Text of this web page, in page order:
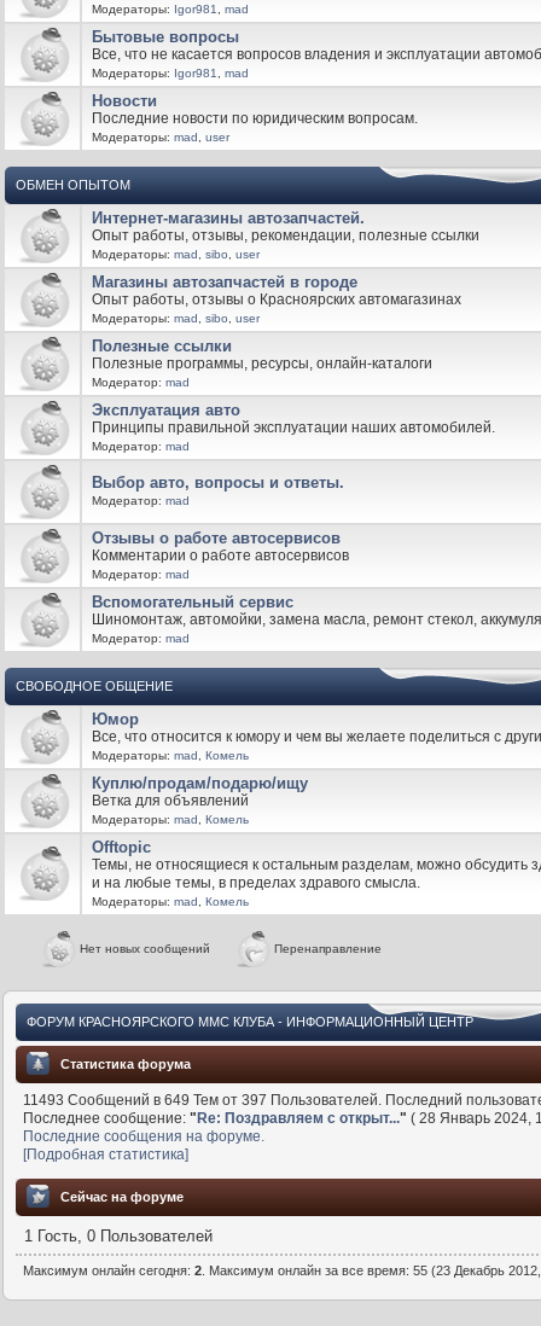
Модераторы: Igor981 ,mad
Бытовые вопросы
Все, что не касается вопросов владения и эксплуатации
Модераторы: Igor981 ,mad
Новости
Последние новости по юридическим вопросам.
Модераторы:mad ,user
ОБМЕН ОПЫТОМ
Интернет-магазины автозапчастей.
Опыт работы, отзывы, рекомендации, полезные ссылки
Модераторы:mad ,sibo ,user
Магазины автозапчастей в городе
Опыт работы, отзывы о Красноярских автомагазинах
Модераторы:mad ,sibo ,user
Полезные ссылки
Полезные программы, ресурсы, онлайн-каталоги
Модератор:mad
Эксплуатация авто
Принципы правильной эксплуатации наших автомобилей.
Модератор:mad
Выбор авто, вопросы и ответы.
Модератор:mad
Отзывы о работе автосервисов
Комментарии о работе автосервисов
Модератор:mad
Вспомогательный сервис
Шиномонтаж, автомойки, замена масла, ремонт стекол,
Модератор:mad
СВОБОДНОЕ ОБЩЕНИЕ
Юмор
Все, что относится к юмору и чем вы желаете поделиться с
Модераторы:mad ,Комель
Куплю/продам/подарю/ищу
Ветка для объявлений
Модераторы:mad ,Комель
Offtopic
Темы, не относящиеся к остальным разделам, можно обсудить
и на любые темы, в пределах здравого смысла.
Модераторы:mad ,Комель
Нет новых сообщений Перенаправление
ФОРУМ КРАСНОЯРСКОГО MMC КЛУБА - ИНФОРМАЦИОННЫЙ ЦЕНТР
Статистика форума
11493 Сообщений в 649 Тем от 397 Пользователей. Последний
Последнее сообщение: "Re: Поздравляем с открыт..." ( 28 Январь 2024,
Последние сообщения на форуме.
[Подробная статистика]
Сейчас на форуме
1 Гость, 0 Пользователей
Максимум онлайн сегодня: 2. Максимум онлайн за все время: 55 (23 Декабрь